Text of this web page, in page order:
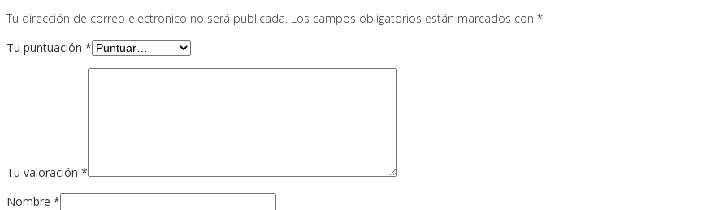
Tu dirección de correo electrónico no será publicada. Los campos obligatorios están marcados con *
Tu puntuación *
Tu valoración *
Nombre *